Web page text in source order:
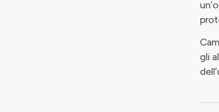
gli